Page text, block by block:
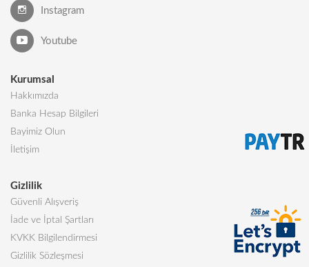
Instagram
Youtube
Kurumsal
Hakkımızda
Banka Hesap Bilgileri
Bayimiz Olun
İletişim
Gizlilik
Güvenli Alışveriş
İade ve İptal Şartları
KVKK Bilgilendirmesi
Gizlilik Sözleşmesi